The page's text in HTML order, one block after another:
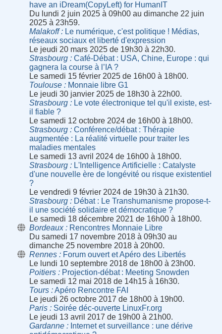
have an iDream(CopyLeft) for HumanIT
Du lundi 2 juin 2025 à 09h00 au dimanche 22 juin
2025 à 23h59.
Malakoff
Le numérique, c'est politique ! Médias,
réseaux sociaux et liberté d'expression
Le jeudi 20 mars 2025 de 19h30 à 22h30.
Strasbourg
Café-Débat : USA, Chine, Europe : qui
gagnera la course à l’IA ?
Le samedi 15 février 2025 de 16h00 à 18h00.
Toulouse
Monnaie libre G1
Le jeudi 30 janvier 2025 de 18h30 à 22h00.
Strasbourg
Le vote électronique tel qu'il existe, est-
il fiable ?
Le samedi 12 octobre 2024 de 16h00 à 18h00.
Strasbourg
Conférence/débat : Thérapie
augmentée : La réalité virtuelle pour traiter les
maladies mentales
Le samedi 13 avril 2024 de 16h00 à 18h00.
Strasbourg
L'Intelligence Artificielle : Catalyste
d'une nouvelle ère de longévité ou risque existentiel
?
Le vendredi 9 février 2024 de 19h30 à 21h30.
Strasbourg
Débat : Le Transhumanisme propose-t-
il une société solidaire et démocratique ?
Le samedi 18 décembre 2021 de 16h00 à 18h00.
Bordeaux
Rencontres Monnaie Libre
Du samedi 17 novembre 2018 à 09h30 au
dimanche 25 novembre 2018 à 20h00.
Rennes
Forum ouvert et Apéro des Libertés
Le lundi 10 septembre 2018 de 18h00 à 23h00.
Poitiers
Projection-débat : Meeting Snowden
Le samedi 12 mai 2018 de 14h15 à 16h30.
Tours
Apéro Rencontre FAI
Le jeudi 26 octobre 2017 de 18h00 à 19h00.
Paris
Soirée déc‐ouverte LinuxFr.org
Le jeudi 13 avril 2017 de 19h00 à 21h00.
Gardanne
Internet et surveillance : une dérive